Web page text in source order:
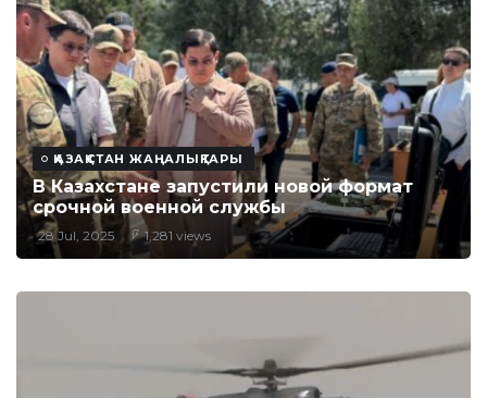
ҚАЗАҚСТАН ЖАҢАЛЫҚТАРЫ
В Казахстане запустили новой формат
срочной военной службы
28 Jul, 2025 1,281 views